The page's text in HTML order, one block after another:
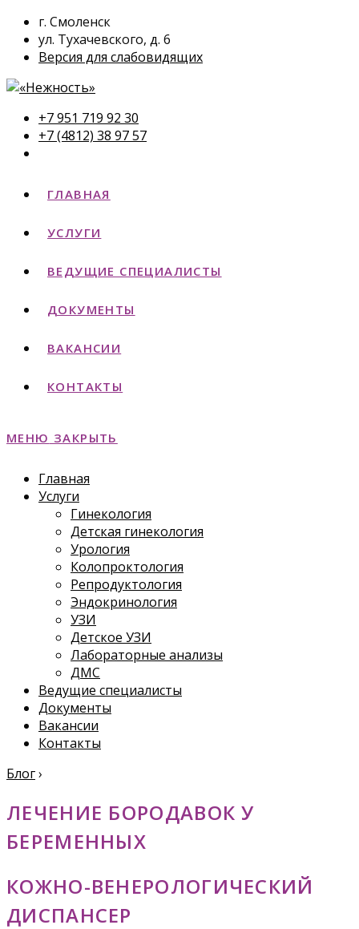
г. Смоленск
ул. Тухачевского, д. 6
Версия для слабовидящих
+7 951 719 92 30
+7 (4812) 38 97 57
ГЛАВНАЯ
УСЛУГИ
ВЕДУЩИЕ СПЕЦИАЛИСТЫ
ДОКУМЕНТЫ
ВАКАНСИИ
КОНТАКТЫ
МЕНЮ ЗАКРЫТЬ
Главная
Услуги
Гинекология
Детская гинекология
Урология
Колопроктология
Репродуктология
Эндокринология
УЗИ
Детское УЗИ
Лабораторные анализы
ДМС
Ведущие специалисты
Документы
Вакансии
Контакты
Блог›
ЛЕЧЕНИЕ БОРОДАВОК У
БЕРЕМЕННЫХ
КОЖНО-ВЕНЕРОЛОГИЧЕСКИЙ
ДИСПАНСЕР